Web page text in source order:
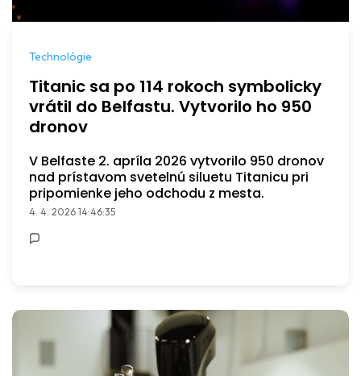
Technológie
Titanic sa po 114 rokoch symbolicky
vrátil do Belfastu. Vytvorilo ho 950
dronov
V Belfaste 2. apríla 2026 vytvorilo 950 dronov
nad prístavom svetelnú siluetu Titanicu pri
pripomienke jeho odchodu z mesta.
4. 4. 2026 14:46:35